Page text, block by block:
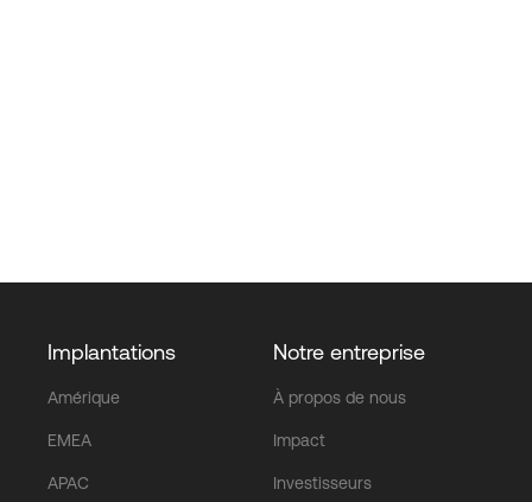
Implantations
Amérique
EMEA
APAC
Notre entreprise
À propos de nous
Impact
Investisseurs